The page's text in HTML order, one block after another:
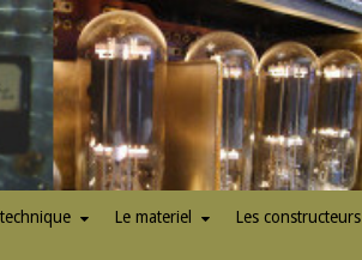
Le materiel Les constructeurs